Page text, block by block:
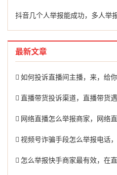
最新文章
如何投诉直播间主播，来，给
直播带货投诉渠道，直播带货遇坑别
网络直播怎么举报商家，网络直播举报
视频号诈骗手段怎么举报电话，视频号
怎么举报快手商家最有效，在直播间买到假货别自认